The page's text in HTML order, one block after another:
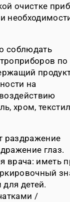
очистке
соблюдать
по
на
хром,
раздражение
глаз.
врача: иметь
детей.
/